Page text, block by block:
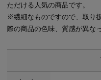
ただける人気の商品です。
※繊細なものですので、取り
際の商品の色味、質感が異な